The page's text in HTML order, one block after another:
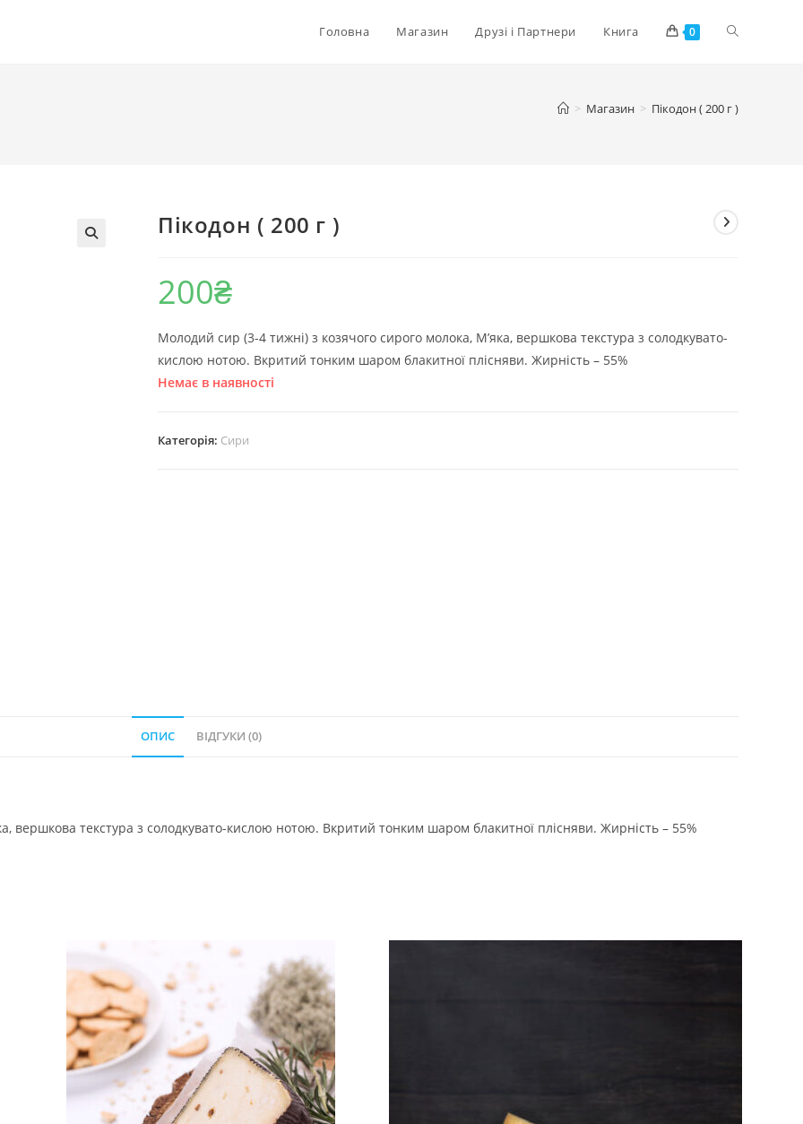
Головна Магазин Друзі і Партнери Книга 0 Перемкнути
веб-
> Магазин > Пікодон ( 200 г )
Пікодон ( 200 г )
200₴
Молодий сир (3-4 тижні) з козячого сирого молока, М’яка, вершкова текстура з солодкувато-
кислою нотою. Вкритий тонким шаром блакитної плісняви. Жирність – 55%
Немає в наявності
Категорія: Сири
ОПИС ВІДГУКИ (0)
вершкова текстура з солодкувато-кислою нотою. Вкритий тонким шаром блакитної плісняви. Жирність – 55%